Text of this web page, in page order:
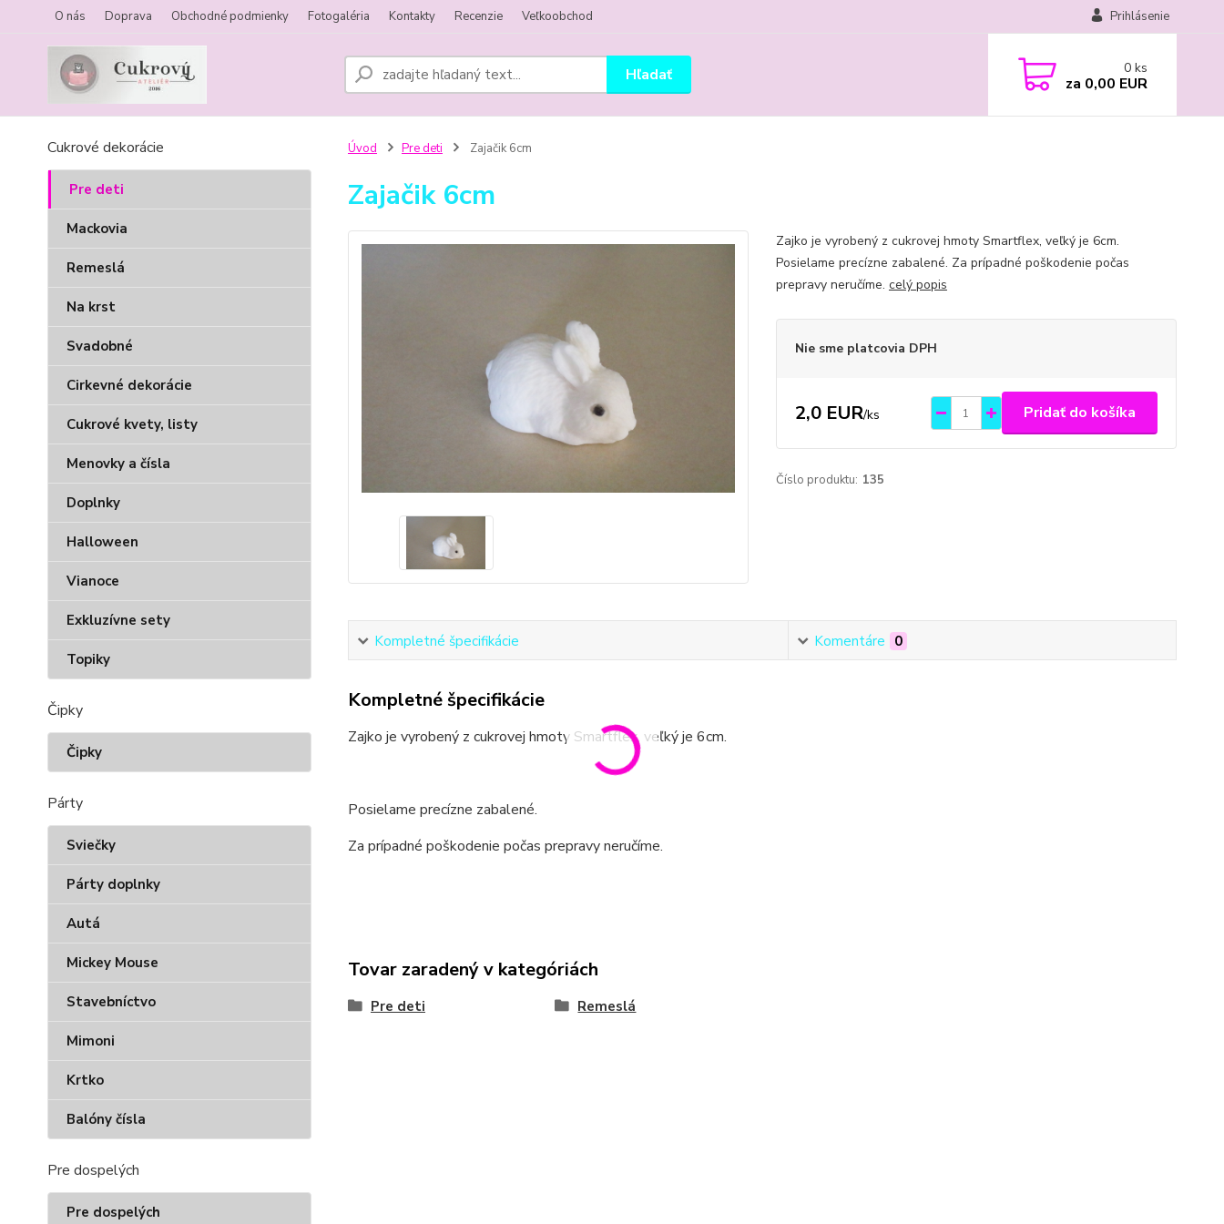
O nás Doprava Obchodné podmienky Fotogaléria Kontakty Recenzie Veľkoobchod Prihlásenie
Hľadať 0 ks
za 0,00 EUR
Cukrové dekorácie
Pre deti
Mackovia
Remeslá
Na krst
Svadobné
Cirkevné dekorácie
Cukrové kvety, listy
Menovky a čísla
Doplnky
Halloween
Vianoce
Exkluzívne sety
Topiky
Čipky
Čipky
Párty
Sviečky
Párty doplnky
Autá
Mickey Mouse
Stavebníctvo
Mimoni
Krtko
Balóny čísla
Pre dospelých
Pre dospelých
Úvod Pre deti Zajačik 6cm
Zajačik 6cm
Zajko je vyrobený z cukrovej hmoty Smartflex, veľký je 6cm.
Posielame precízne zabalené. Za prípadné poškodenie počas
prepravy neručíme. celý popis
Nie sme platcovia DPH
2,0 EUR/ks Pridať do košíka
Číslo produktu: 135
Kompletné špecifikácie Komentáre 0
Kompletné špecifikácie
Zajko je vyrobený z cukrovej hmoty Smartflex, veľký je 6cm.
Posielame precízne zabalené.
Za prípadné poškodenie počas prepravy neručíme.
Tovar zaradený v kategóriách
Pre deti Remeslá